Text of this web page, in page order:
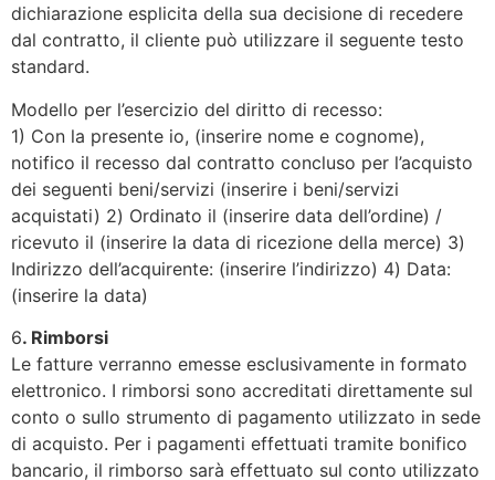
dichiarazione esplicita della sua decisione di recedere
dal contratto, il cliente può utilizzare il seguente testo
standard.
Modello per l’esercizio del diritto di recesso:
1) Con la presente io, (inserire nome e cognome),
notifico il recesso dal contratto concluso per l’acquisto
dei seguenti beni/servizi (inserire i beni/servizi
acquistati) 2) Ordinato il (inserire data dell’ordine) /
ricevuto il (inserire la data di ricezione della merce) 3)
Indirizzo dell’acquirente: (inserire l’indirizzo) 4) Data:
(inserire la data)
6. Rimborsi
Le fatture verranno emesse esclusivamente in formato
elettronico. I rimborsi sono accreditati direttamente sul
conto o sullo strumento di pagamento utilizzato in sede
di acquisto. Per i pagamenti effettuati tramite bonifico
bancario, il rimborso sarà effettuato sul conto utilizzato